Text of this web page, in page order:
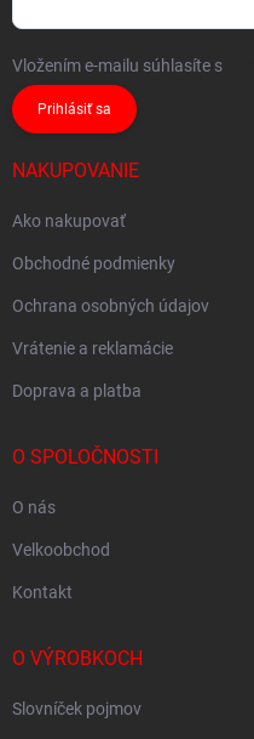
Vložením e-mailu súhlasíte s
Prihlásiť sa
NAKUPOVANIE
Ako nakupovať
Obchodné podmienky
Ochrana osobných údajov
Vrátenie a reklamácie
Doprava a platba
O SPOLOČNOSTI
O nás
Velkoobchod
Kontakt
O VÝROBKOCH
Slovníček pojmov